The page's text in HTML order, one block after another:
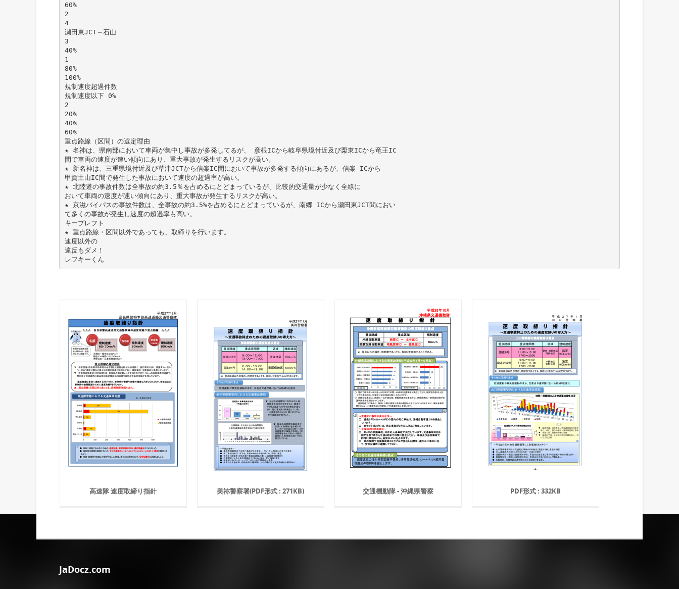
60%
2
4
瀬田東JCT～石山
3
40%
1
80%
100%
規制速度超過件数
規制速度以下 0%
2
20%
40%
60%
重点路線（区間）の選定理由
★ 名神は、県南部において車両が集中し事故が多発してるが、 彦根ICから岐阜県境付近及び栗東ICから竜王IC
間で車両の速度が速い傾向にあり、重大事故が発生するリスクが高い。
★ 新名神は、三重県境付近及び草津JCTから信楽IC間において事故が多発する傾向にあるが、信楽 ICから
甲賀土山IC間で発生した事故において速度の超過率が高い。
★ 北陸道の事故件数は全事故の約3.5％を占めるにとどまっているが、比較的交通量が少なく全線に
おいて車両の速度が速い傾向にあり、重大事故が発生するリスクが高い。
★ 京滋バイパスの事故件数は、全事故の約3.5%を占めるにとどまっているが、南郷 ICから瀬田東JCT間におい
て多くの事故が発生し速度の超過率も高い。
キープレフト
★ 重点路線・区間以外であっても、取締りを行います。
速度以外の
違反もダメ！
高速隊 速度取締り指針 美祢警察署(PDF形式 : 271KB) 交通機動隊 - 沖縄県警察 PDF形式 : 332KB
JaDocz.com